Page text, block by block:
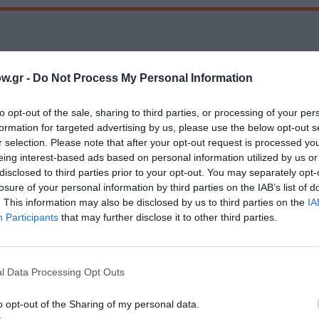
- Do Not Process My Personal Information
opt-out of the sale, sharing to third parties, or processing of your
for targeted advertising by us, please use the below opt-out
selection. Please note that after your opt-out request is processed
interest-based ads based on personal information utilized by us
to third parties prior to your opt-out. You may separately
of your personal information by third parties on the IAB’s list of
This information may also be disclosed by us to third parties on the
Participants that may further disclose it to other third parties.
Data Processing Opt Outs
opt-out of the Sharing of my personal data.
Θέατρο Αθηνά
πρώτοι όλες τις ειδήσεις
στοCulturenow.gr